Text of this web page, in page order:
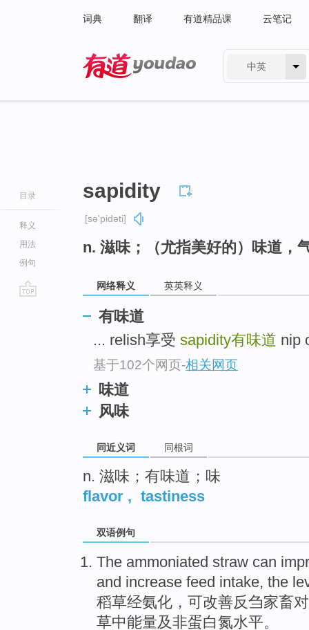
词典 翻译 有道精品课 云笔记
中英
目录
释义
用法
例句
sapidity
[sə'pidəti]
n. 滋味；（尤指美好的）味道，
网络释义 英英释义
有味道
... relish享受 sapidity有味道 nip
基于102个网页-相关网页
味道
风味
同近义词 同根词
n. 滋味；有味道；味
flavor , tastiness
双语例句
The ammoniated straw can
and increase feed intake, the
稻草经氨化， 可改善反刍家畜
草中能量及非蛋白氮水平。